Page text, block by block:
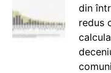
din
redus